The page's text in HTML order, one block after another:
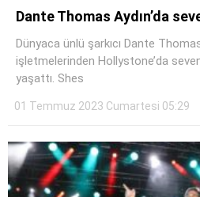
Dante Thomas Aydın’da
Dünyaca ünlü şarkıcı Dante Thomas
işletmelerinden Hollystone’da
yaşattı. Shes
01 Temmuz 2023 Cumartesi 05:29